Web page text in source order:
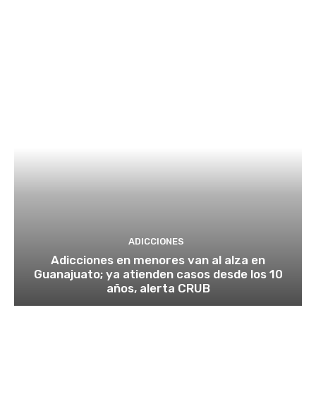
ADICCIONES
Adicciones en menores van al alza en
Guanajuato; ya atienden casos desde los 10
años, alerta CRUB